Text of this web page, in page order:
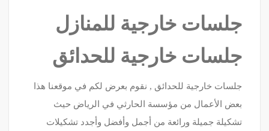
جلسات خارجية للمنازل
جلسات خارجية للحدائق
جلسات خارجية للحدائق , نقوم بعرض لكم في موقعنا هذا
بعض الأعمال من مؤسسة الحارثي في الرياض حيث
تشكيلة جميلة ورائعة من أجمل وأفضل وأجدد تشكيلات